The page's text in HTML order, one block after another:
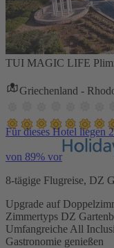
TUI MAGIC LIFE
Griechenland -
Für dieses Hotel liegen
von 89% vor
8-tägige Flugreise, DZ
Upgrade auf
Zimmertyps DZ
Umfangreiche All
Gastronomie genießen